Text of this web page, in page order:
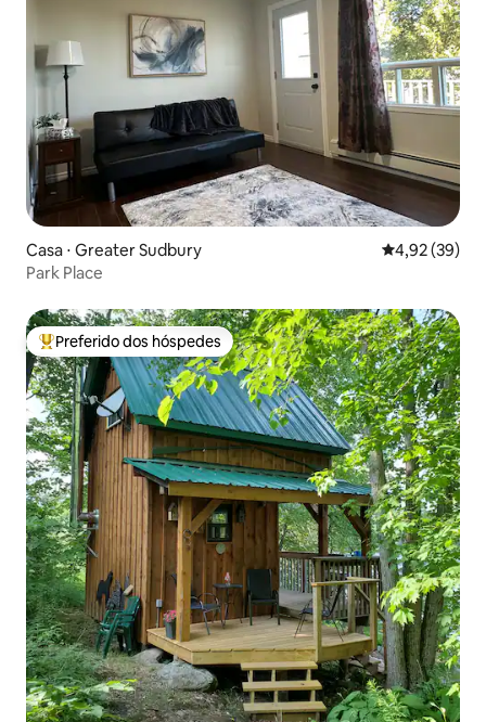
Casa ⋅ Greater Sudbury 4,92 de uma
4,92 (39)
Park Place
Entre os melhores preferidos dos hóspedes
Preferido dos hóspedes